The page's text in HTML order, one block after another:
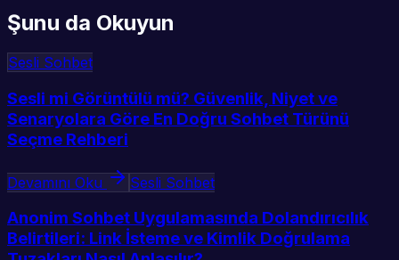
Şunu da Okuyun
Sesli Sohbet
Sesli mi Görüntülü mü? Güvenlik, Niyet ve
Senaryolara Göre En Doğru Sohbet Türünü
Seçme Rehberi
Devamını Oku Sesli Sohbet
Anonim Sohbet Uygulamasında Dolandırıcılık
Belirtileri: Link İsteme ve Kimlik Doğrulama